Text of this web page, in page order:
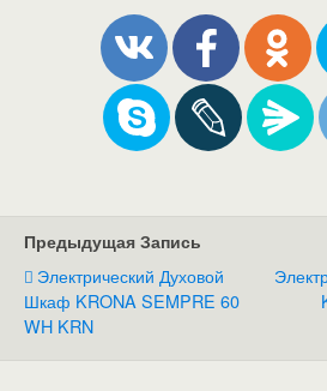
Предыдущая Запись
Электрический Духовой
Шкаф KRONA SEMPRE 60
WH KRN